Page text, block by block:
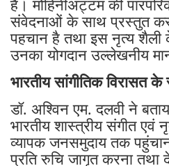
है। मोहिनीअट्टम की
संवेदनाओं के साथ प्रस्तुत
पहचान है तथा इस नृत्य
उनका योगदान उल्लेखनीय
भारतीय सांगीतिक विरासत के
डॉ. अश्विन एम. दलवी ने
भारतीय शास्त्रीय संगीत एवं
व्यापक जनसमुदाय तक
प्रति रुचि जागृत करना तथा